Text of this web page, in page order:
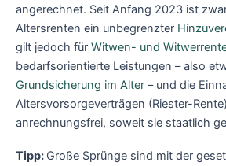
angerechnet. Seit Anfang 2023 ist
Altersrenten ein unbegrenzter
gilt jedoch für Witwen- und
bedarfsorientierte Leistungen – also
Grundsicherung im Alter – und die
Altersvorsorgeverträgen (Riester-
anrechnungsfrei, soweit sie staatlich
Tipp: Große Sprünge sind mit der